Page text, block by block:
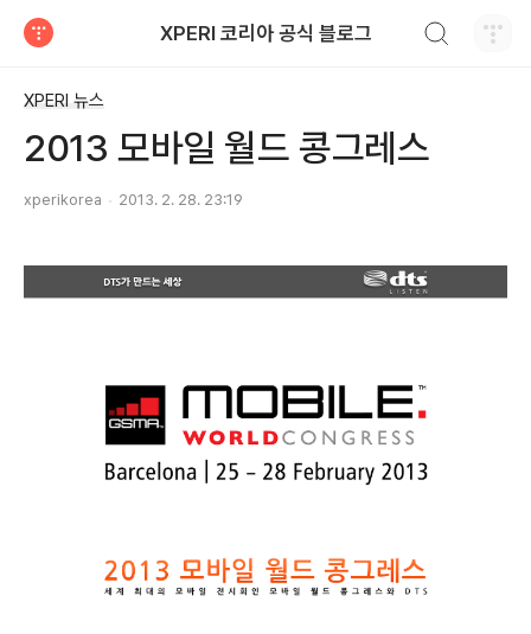
XPERI 코리아 공식 블로그
XPERI 뉴스
2013 모바일 월드 콩그레스
xperikorea 2013. 2. 28. 23:19